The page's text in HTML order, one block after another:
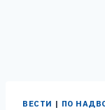
ВЕСТИ | ПО